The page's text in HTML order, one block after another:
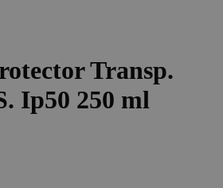
Transp.
Ip50 250 ml